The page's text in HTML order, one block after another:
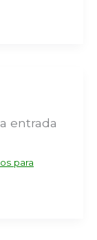
entrada
para